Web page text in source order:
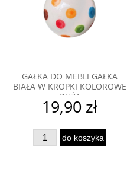
GAŁKA DO MEBLI GAŁKA
BIAŁA W KROPKI KOLOROWE
DUŻA
19,90 zł
do koszyka